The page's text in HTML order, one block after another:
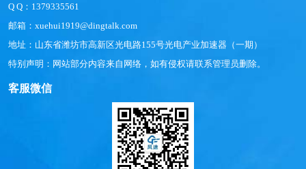
Q Q：1379335561
邮箱：xuehui1919@dingtalk.com
地址：山东省潍坊市高新区光电路155号光电产业加速器（一期）
特别声明：网站部分内容来自网络，如有侵权请联系管理员删除。
客服微信